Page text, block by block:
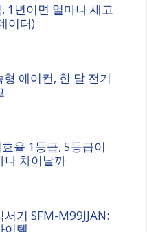
1년이면 얼마나 새고
이터)
형 에어컨, 한 달 전기
율 1등급, 5등급이
나 차이날까
기 SFM-M99JJAN:
이템